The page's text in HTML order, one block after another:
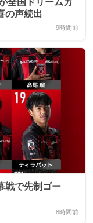
全国ドリームカ
の声続出
9時間前
戦で先制ゴー
8時間前